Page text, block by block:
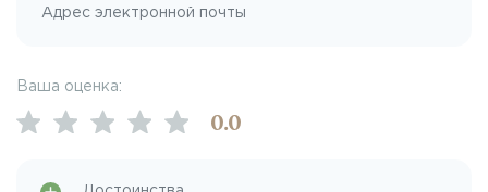
Ваша оценка:
0.0